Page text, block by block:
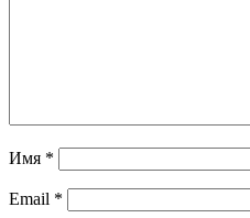
Имя *
Email *